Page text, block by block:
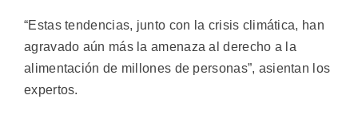
“Estas tendencias, junto con la crisis climática, han
agravado aún más la amenaza al derecho a la
alimentación de millones de personas”, asientan los
expertos.